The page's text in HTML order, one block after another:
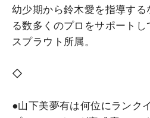
幼少期から鈴木愛を指導す
る数多くのプロをサポート
スプラウト所属。
◇
●山下美夢有は何位にランク